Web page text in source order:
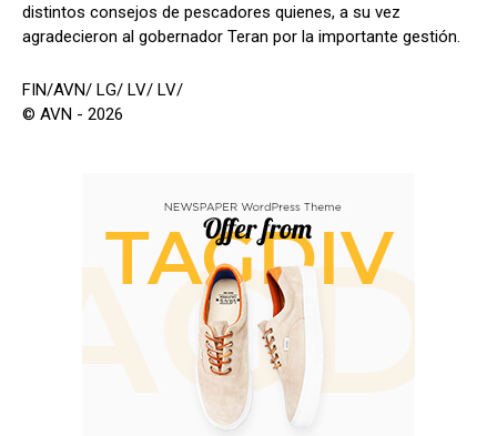
distintos consejos de pescadores quienes, a su vez
agradecieron al gobernador Teran por la importante gestión.
FIN/AVN/ LG/ LV/ LV/
© AVN - 2026